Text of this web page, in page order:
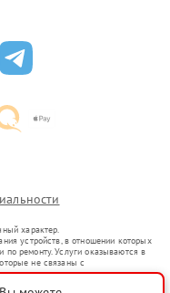
характер.
устройств, в отношении которых
ремонту. Услуги оказываются в
не связаны с
представителями.
оборот в соответствии